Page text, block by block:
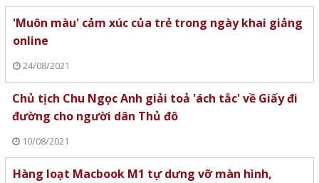
'Muôn màu' cảm xúc của trẻ trong ngày khai giảng
online
24/08/2021
Chủ tịch Chu Ngọc Anh giải toả 'ách tắc' về Giấy đi
đường cho người dân Thủ đô
10/08/2021
Hàng loạt Macbook M1 tự dưng vỡ màn hình,